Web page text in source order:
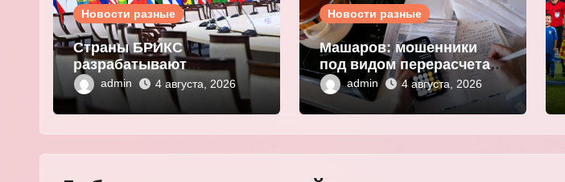
Новости разные
Страны БРИКС
разрабатывают
инфраструктуру на базе
цифровых валют
центробанков
admin 4 августа, 2026
Новости разные
Машаров: мошенники
под видом перерасчета
платы за ЖКУ
выманивают
персональные данные
admin 4 августа, 2026